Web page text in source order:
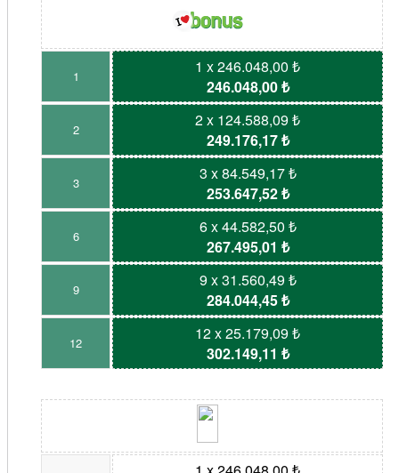
1
1 x 246.048,00 ₺
246.048,00 ₺
2
2 x 124.588,09 ₺
249.176,17 ₺
3
3 x 84.549,17 ₺
253.647,52 ₺
6
6 x 44.582,50 ₺
267.495,01 ₺
9
9 x 31.560,49 ₺
284.044,45 ₺
12
12 x 25.179,09 ₺
302.149,11 ₺